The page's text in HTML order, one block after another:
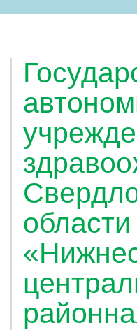
области